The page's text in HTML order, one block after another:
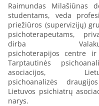
Raimundas Milašiūnas
studentams, veda
priežiūros (supervizijų)
psichoterapeutams,
dirba
psichoterapijos centre
Tarptautinės
asociacijos,
psichoanalizės
Lietuvos psichiatrų
narys.